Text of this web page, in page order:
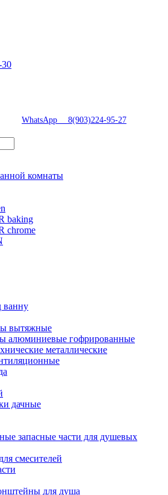
WhatsApp 8(903)224-95-27
комнаты
baking
chrome
ванну
вытяжные
алюминиевые гофрированные
металлические
дачные
запасные части для душевых
смесителей
для душа